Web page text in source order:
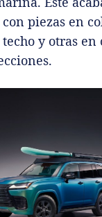
piezas en
y otras en